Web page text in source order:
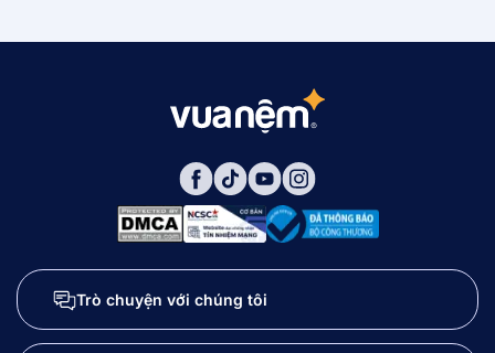
Trò chuyện với chúng tôi